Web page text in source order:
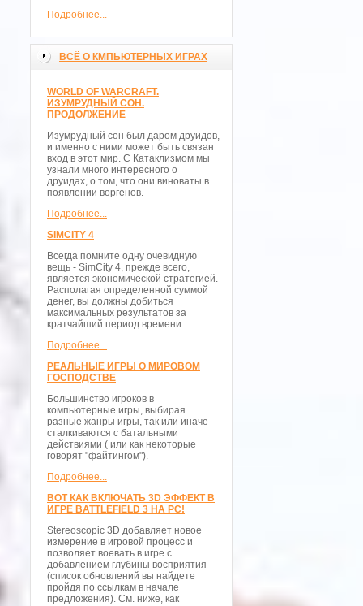
Подробнее...
ВСЁ О КМПЬЮТЕРНЫХ ИГРАХ
WORLD OF WARCRAFT.
ИЗУМРУДНЫЙ СОН.
ПРОДОЛЖЕНИЕ
Изумрудный сон был даром друидов,
и именно с ними может быть связан
вход в этот мир. С Катаклизмом мы
узнали много интересного о
друидах, о том, что они виноваты в
появлении воргенов.
Подробнее...
SIMCITY 4
Всегда помните одну очевидную
вещь - SimCity 4, прежде всего,
является экономической стратегией.
Располагая определенной суммой
денег, вы должны добиться
максимальных результатов за
кратчайший период времени.
Подробнее...
РЕАЛЬНЫЕ ИГРЫ О МИРОВОМ
ГОСПОДСТВЕ
Большинство игроков в
компьютерные игры, выбирая
разные жанры игры, так или иначе
сталкиваются с батальными
действиями ( или как некоторые
говорят "файтингом").
Подробнее...
ВОТ КАК ВКЛЮЧАТЬ 3D ЭФФЕКТ В
ИГРЕ BATTLEFIELD 3 НА PC!
Stereoscopic 3D добавляет новое
измерение в игровой процесс и
позволяет воевать в игре с
добавлением глубины восприятия
(список обновлений вы найдете
пройдя по ссылкам в начале
предложения). См. ниже, как